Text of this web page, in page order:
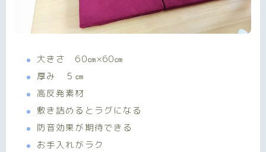
大きさ 60㎝×60㎝
厚み ５㎝
高反発素材
敷き詰めるとラグになる
防音効果が期待できる
お手入れがラク